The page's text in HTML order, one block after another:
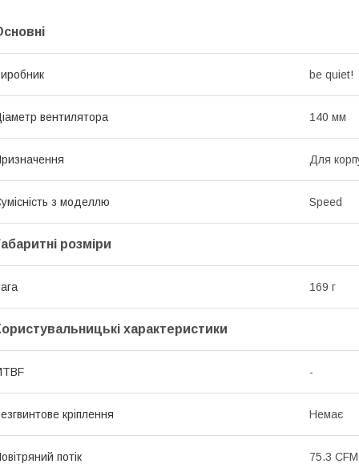
be quiet!
вентилятора 140 мм
Для
з моделлю Speed
розміри
169 г
характеристики
-
кріплення Немає
потік 75.3 CFM